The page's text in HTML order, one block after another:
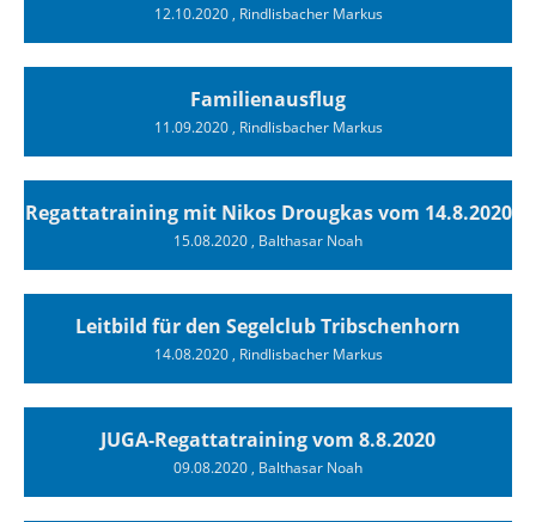
12.10.2020, Rindlisbacher Markus
Familienausflug
11.09.2020, Rindlisbacher Markus
Regattatraining mit Nikos Drougkas vom 14.8.2020
15.08.2020, Balthasar Noah
Leitbild für den Segelclub Tribschenhorn
14.08.2020, Rindlisbacher Markus
JUGA-Regattatraining vom 8.8.2020
09.08.2020, Balthasar Noah